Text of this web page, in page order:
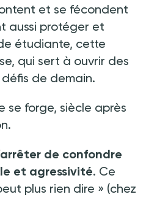
et se fécondent
aussi protéger et
étudiante, cette
qui sert à ouvrir des
de demain.
se forge, siècle après
de confondre
et agressivité. Ce
plus rien dire » (chez